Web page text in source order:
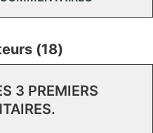
(18)
3 PREMIERS